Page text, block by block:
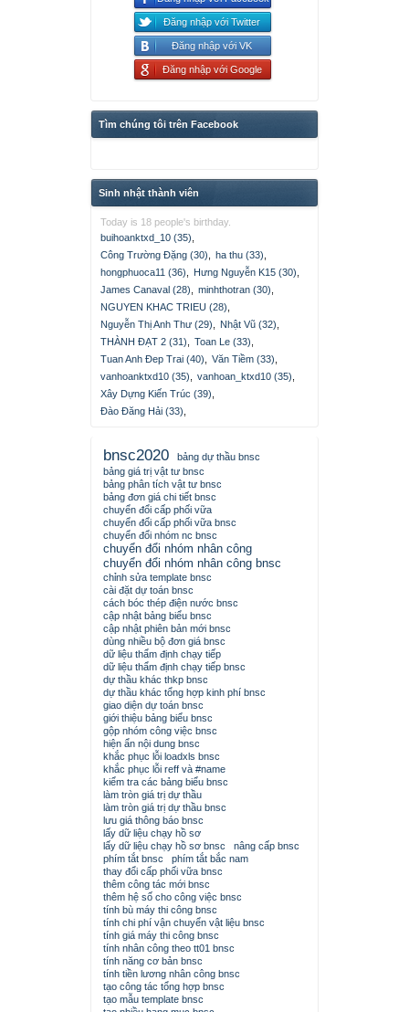
Đăng nhập với Twitter
Đăng nhập với VK
Đăng nhập với Google
Tìm chúng tôi trên Facebook
Sinh nhật thành viên
Today is 18 people's birthday.
buihoanktxd_10 (35)
Công Trường Đặng (30)
ha thu (33)
hongphuoca11 (36)
Hưng Nguyễn K15 (30)
James Canaval (28)
minhthotran (30)
NGUYEN KHAC TRIEU (28)
Nguyễn Thị Anh Thư (29)
Nhật Vũ (32)
THÀNH ĐẠT 2 (31)
Toan Le (33)
Tuan Anh Đep Trai (40)
Văn Tiềm (33)
vanhoanktxd10 (35)
vanhoan_ktxd10 (35)
Xây Dựng Kiến Trúc (39)
Đào Đăng Hải (33)
bnsc2020
bảng dự thầu bnsc
bảng giá trị vật tư bnsc
bảng phân tích vật tư bnsc
bảng đơn giá chi tiết bnsc
chuyển đổi cấp phối vữa
chuyển đổi cấp phối vữa bnsc
chuyển đổi nhóm nc bnsc
chuyển đổi nhóm nhân công
chuyển đổi nhóm nhân công bnsc
chỉnh sửa template bnsc
cài đặt dự toán bnsc
cách bóc thép điện nước bnsc
cập nhật bảng biểu bnsc
cập nhật phiên bản mới bnsc
dùng nhiều bộ đơn giá bnsc
dữ liệu thẩm định chạy tiếp
dữ liệu thẩm định chạy tiếp bnsc
dự thầu khác thkp bnsc
dự thầu khác tổng hợp kinh phí bnsc
giao diện dự toán bnsc
giới thiệu bảng biểu bnsc
gộp nhóm công việc bnsc
hiện ẩn nội dung bnsc
khắc phục lỗi loadxls bnsc
khắc phục lỗi reff và #name
kiểm tra các bảng biểu bnsc
làm tròn giá trị dự thầu
làm tròn giá trị dự thầu bnsc
lưu giá thông báo bnsc
lấy dữ liệu chạy hồ sơ
lấy dữ liệu chạy hồ sơ bnsc
nâng cấp bnsc
phím tắt bnsc
phím tắt bắc nam
thay đổi cấp phối vữa bnsc
thêm công tác mới bnsc
thêm hệ số cho công việc bnsc
tính bù máy thi công bnsc
tính chi phí vận chuyển vật liệu bnsc
tính giá máy thi công bnsc
tính nhân công theo tt01 bnsc
tính năng cơ bản bnsc
tính tiền lương nhân công bnsc
tạo công tác tổng hợp bnsc
tạo mẫu template bnsc